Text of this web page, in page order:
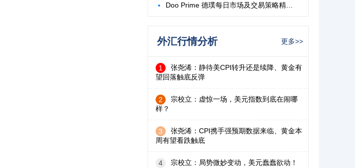
外汇行情分析 更多>>
1
张尧浠：静待美CPI转升还是续降、黄金有
望回落触底反弹
2
宗校立：虚惊一场，美元指数到底在闹哪
样？
3
张尧浠：CPI携手强预期数据来临、黄金本
周有望看跌触底
4 宗校立：局势微妙变动，美元蠢蠢欲动！